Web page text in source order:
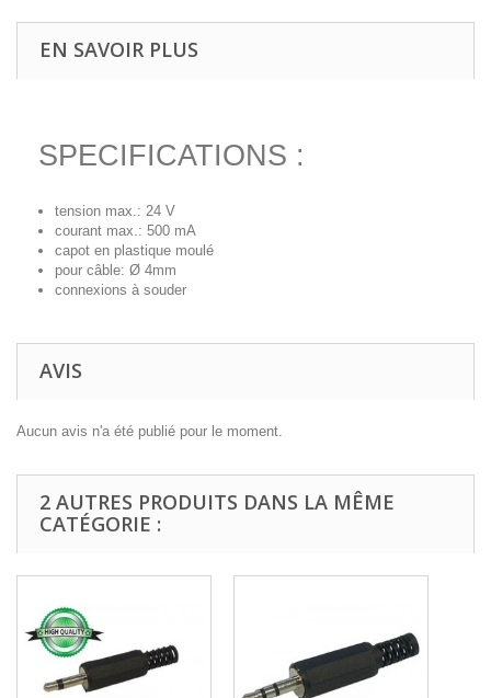
EN SAVOIR PLUS
SPECIFICATIONS :
tension max.: 24 V
courant max.: 500 mA
capot en plastique moulé
pour câble: Ø 4mm
connexions à souder
AVIS
Aucun avis n'a été publié pour le moment.
2 AUTRES PRODUITS DANS LA MÊME
CATÉGORIE :